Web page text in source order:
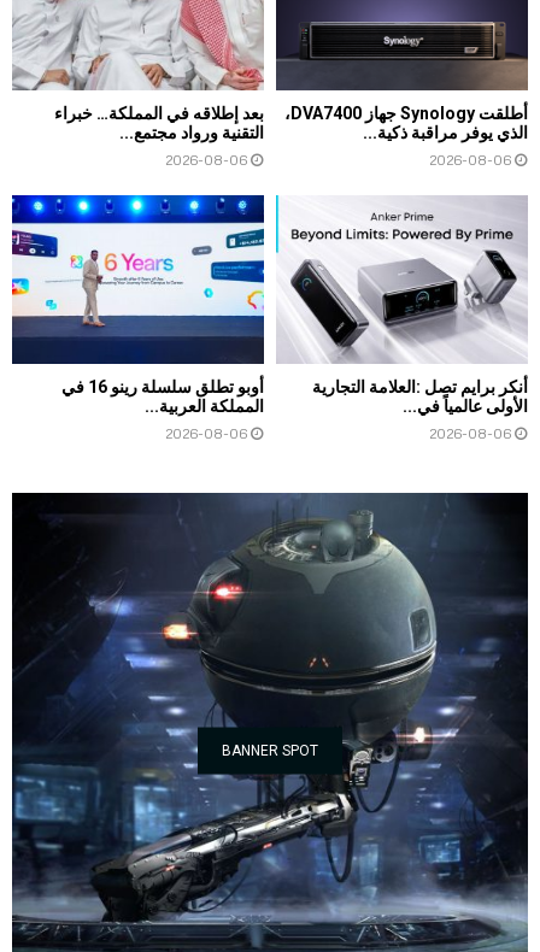
أطلقت Synology جهاز DVA7400،
الذي يوفر مراقبة ذكية...
2026-08-06
بعد إطلاقه في المملكة… خبراء
التقنية ورواد مجتمع...
2026-08-06
أنكر برايم تصل :العلامة التجارية
الأولى عالمياً في...
2026-08-06
أوبو تطلق سلسلة رينو 16 في
المملكة العربية...
2026-08-06
BANNER SPOT